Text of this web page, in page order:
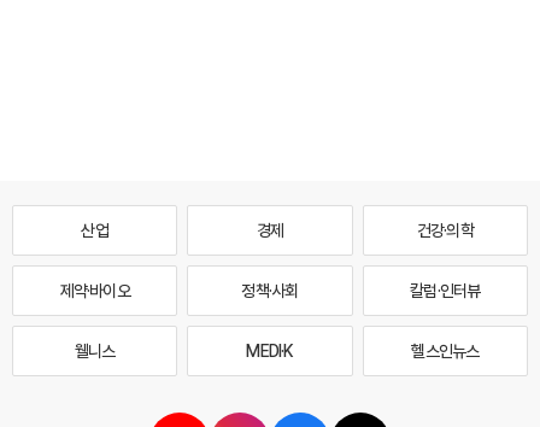
산업 경제 건강·의학
제약·바이오 정책·사회 칼럼·인터뷰
웰니스 MEDI·K 헬스인뉴스